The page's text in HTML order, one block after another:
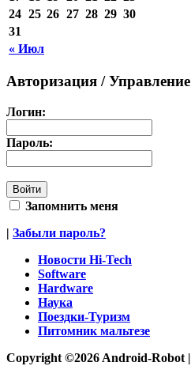
« Июл
24 25 26 27 28 29 30
31
Авторизация / Управление
Логин:
Пароль:
Запомнить меня
| Забыли пароль?
Новости Hi-Tech
Software
Hardware
Наука
Поездки-Туризм
Питомник мальтезе
Copyright ©2026 Android-Robot |